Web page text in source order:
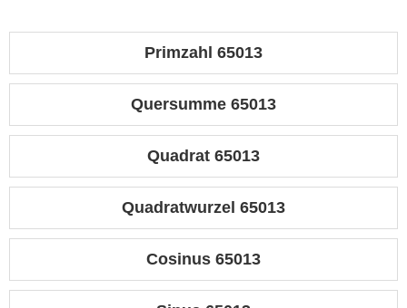
Primzahl 65013
Quersumme 65013
Quadrat 65013
Quadratwurzel 65013
Cosinus 65013